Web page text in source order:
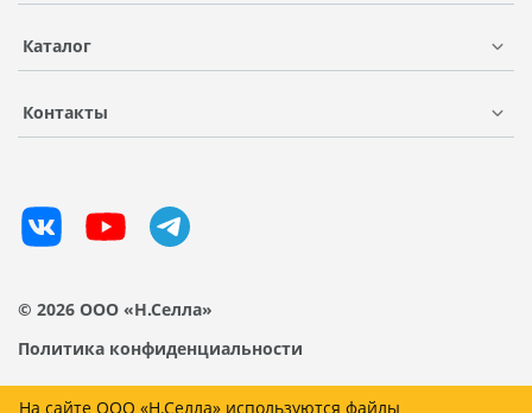
Каталог
Контакты
© 2026 ООО «Н.Селла»
Политика конфиденциальности
На сайте ООО «Н.Селла» используются файлы